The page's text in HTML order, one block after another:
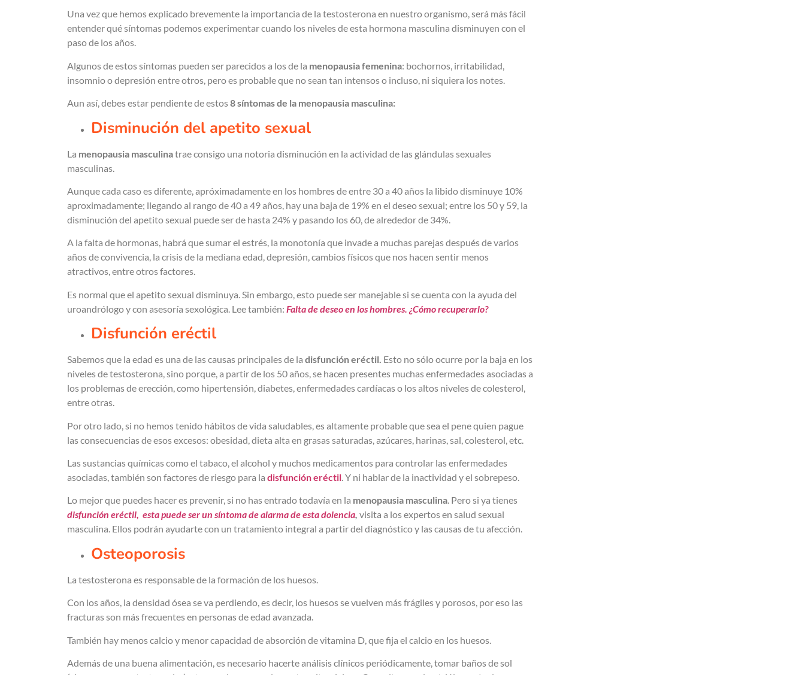
Una vez que hemos explicado brevemente la importancia de la testosterona en nuestro organismo, será más fácil
entender qué síntomas podemos experimentar cuando los niveles de esta hormona masculina disminuyen con el
paso de los años.
Algunos de estos síntomas pueden ser parecidos a los de la menopausia femenina: bochornos, irritabilidad,
insomnio o depresión entre otros, pero es probable que no sean tan intensos o incluso, ni siquiera los notes.
Aun así, debes estar pendiente de estos8 síntomas de la menopausia masculina:
Disminución del apetito sexual
La menopausia masculinatrae consigo una notoria disminución en la actividad de las glándulas sexuales
masculinas.
Aunque cada caso es diferente, apróximadamente en los hombres de entre 30 a 40 años la libido disminuye 10%
aproximadamente; llegando al rango de 40 a 49 años, hay una baja de 19% en el deseo sexual; entre los 50 y 59, la
disminución del apetito sexual puede ser de hasta 24% y pasando los 60, de alrededor de 34%.
A la falta de hormonas, habrá que sumar el estrés, la monotonía que invade a muchas parejas después de varios
años de convivencia, la crisis de la mediana edad, depresión, cambios físicos que nos hacen sentir menos
atractivos, entre otros factores.
Es normal que el apetito sexual disminuya. Sin embargo, esto puede ser manejable si se cuenta con la ayuda del
uroandrólogo y con asesoría sexológica. Lee también: Falta de deseo en los hombres. ¿Cómo recuperarlo?
Disfunción eréctil
Sabemos que la edad es una de las causas principales de la disfunción eréctil. Esto no sólo ocurre por la baja en los
niveles de testosterona, sino porque, a partir de los 50 años, se hacen presentes muchas enfermedades asociadas a
los problemas de erección, como hipertensión, diabetes, enfermedades cardíacas o los altos niveles de colesterol,
entre otras.
Por otro lado, si no hemos tenido hábitos de vida saludables, es altamente probable que sea el pene quien pague
las consecuencias de esos excesos: obesidad, dieta alta en grasas saturadas, azúcares, harinas, sal, colesterol, etc.
Las sustancias químicas como el tabaco, el alcohol y muchos medicamentos para controlar las enfermedades
asociadas, también son factores de riesgo para la disfunción eréctil. Y ni hablar de la inactividad y el sobrepeso.
Lo mejor que puedes hacer es prevenir, si no has entrado todavía en la menopausia masculina. Pero si ya tienes
disfunción eréctil, esta puede ser un síntoma de alarma de esta dolencia, visita a los expertos en salud sexual
masculina. Ellos podrán ayudarte con un tratamiento integral a partir del diagnóstico y las causas de tu afección.
Osteoporosis
La testosterona es responsable de la formación de los huesos.
Con los años, la densidad ósea se va perdiendo, es decir, los huesos se vuelven más frágiles y porosos, por eso las
fracturas son más frecuentes en personas de edad avanzada.
También hay menos calcio y menor capacidad de absorción de vitamina D, que fija el calcio en los huesos.
Además de una buena alimentación, es necesario hacerte análisis clínicos periódicamente, tomar baños de sol